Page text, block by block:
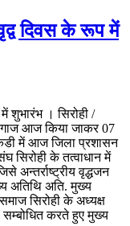
दिवस के रूप में
शुभारंभ । सिरोही /
आज किया जाकर 07
में आज जिला प्रशासन
सिरोही के तत्वाधान में
अन्तर्राष्ट्रीय वृद्धजन
अति. मुख्य
सिरोही के अध्यक्ष
करते हुए मुख्य